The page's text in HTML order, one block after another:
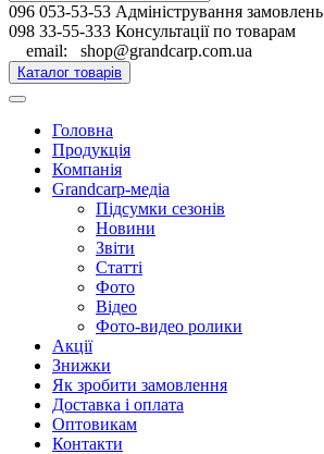
096 053-53-53 Адміністрування замовлень
098 33-55-333 Консультації по товарам
email: shop@grandcarp.com.ua
Каталог товарів
Головна
Продукція
Компанія
Grandcarp-медіа
Підсумки сезонів
Новини
Звіти
Статті
Фото
Відео
Фото-видео ролики
Акції
Знижки
Як зробити замовлення
Доставка і оплата
Оптовикам
Контакти